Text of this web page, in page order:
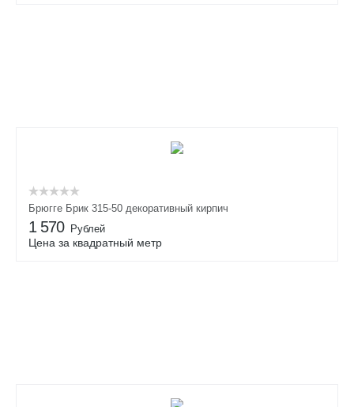
Брюгге Брик 315-50 декоративный кирпич
1 570 Рублей
Цена за квадратный метр